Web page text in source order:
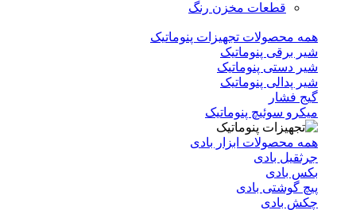
قطعات مخزن رنگ
همه محصولات تجهیزات پنوماتیک
شیر برقی پنوماتیک
شیر دستی پنوماتیک
شیر پدالی پنوماتیک
گیج فشار
میکرو سوئیچ پنوماتیک
همه محصولات ابزار بادی
جرثقیل بادی
بکس بادی
پیچ گوشتی بادی
چکش بادی